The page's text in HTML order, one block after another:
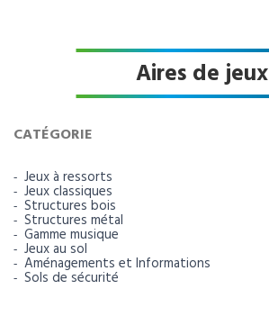
Aires de jeux
CATÉGORIE
Jeux à ressorts
Jeux classiques
Structures bois
Structures métal
Gamme musique
Jeux au sol
Aménagements et Informations
Sols de sécurité